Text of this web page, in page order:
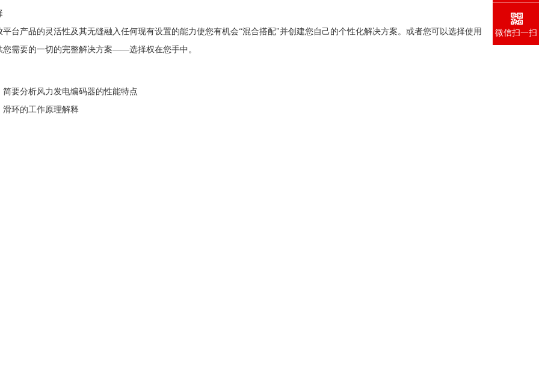
平台产品的灵活性及其无缝融入任何现有设置的能力使您有机会“混合搭配"并创建您自己的个性化解决方案。或者您可以选择使用
您需要的一切的完整解决方案——选择权在您手中。
简要分析风力发电编码器的性能特点
滑环的工作原理解释
微信扫一扫